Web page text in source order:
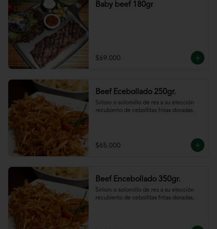
Baby beef 180gr
$69.000
Beef Ecebollado 250gr.
Sirloin o solomillo de res a su elección
recubierto de cebollitas fritas doradas.
$65.000
Beef Encebollado 350gr.
Sirloin o solomillo de res a su elección
recubierto de cebollitas fritas doradas.